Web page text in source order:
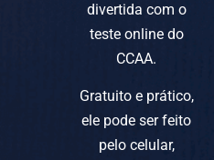
divertida com o
teste online do
CCAA.
Gratuito e prático,
ele pode ser feito
pelo celular,